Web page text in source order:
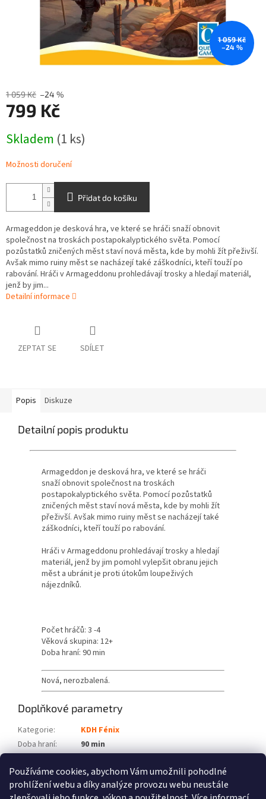
Používáme cookies, abychom Vám umožnili pohodlné
prohlížení webu a díky analýze provozu webu neustále
1 059 Kč
–24 %
1 059 Kč –24 %
799 Kč
cena:
Skladem (1 ks)
Možnosti doručení
Přidat do košíku
Armageddon je desková hra, ve které se hráči snaží obnovit
společnost na troskách postapokalyptického světa. Pomocí
pozůstatků zničených měst staví nová města, kde by mohli žít přeživší.
Avšak mimo ruiny měst se nacházejí také záškodníci, kteří touží po
rabování. Hráči v Armageddonu prohledávají trosky a hledají materiál,
jenž by jim...
Detailní informace
ZEPTAT SE SDÍLET
Popis Diskuze
Detailní popis produktu
Armageddon je desková hra, ve které se hráči
snaží obnovit společnost na troskách
postapokalyptického světa. Pomocí pozůstatků
zničených měst staví nová města, kde by mohli žít
přeživší. Avšak mimo ruiny měst se nacházejí také
záškodníci, kteří touží po rabování.
Hráči v Armageddonu prohledávají trosky a hledají
materiál, jenž by jim pomohl vylepšit obranu jejich
měst a ubránit je proti útokům loupeživých
nájezdníků.
Počet hráčů: 3 -4
Věková skupina: 12+
Doba hraní: 90 min
Nová, nerozbalená.
Doplňkové parametry
Kategorie:
KDH Fénix
Doba hraní:
90 min
Věková skupina: 12+